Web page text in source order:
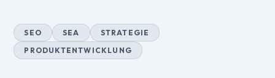
SEO SEA
STRATEGIE
PRODUKTENTWICKLUNG